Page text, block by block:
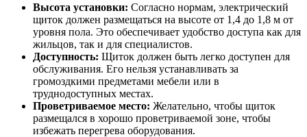
Высота установки: Согласно нормам, электрический
щиток должен размещаться на высоте от 1,4 до 1,8 м от
уровня пола. Это обеспечивает удобство доступа как для
жильцов, так и для специалистов.
Доступность: Щиток должен быть легко доступен для
обслуживания. Его нельзя устанавливать за
громоздкими предметами мебели или в
труднодоступных местах.
Проветриваемое место: Желательно, чтобы щиток
размещался в хорошо проветриваемой зоне, чтобы
избежать перегрева оборудования.